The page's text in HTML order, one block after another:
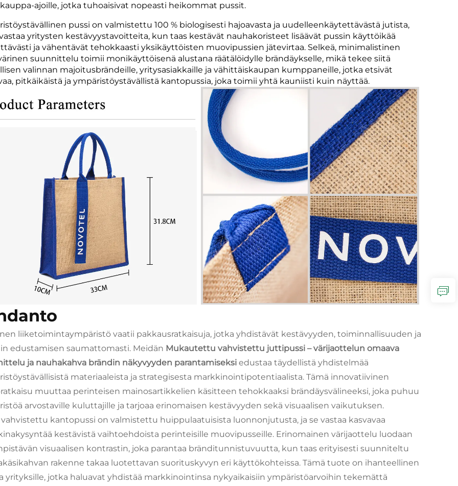
ajoille, jotka tuhoaisivat nopeasti heikommat pussit.
pussi on valmistettu 100 % biologisesti hajoavasta ja uudelleenkäytettävästä jutista,
yritysten kestävyystavoitteita, kun taas kestävät nauhakoristeet lisäävät pussin käyttöikää
ja vähentävät tehokkaasti yksikäyttöisten muovipussien jätevirtaa. Selkeä, minimalistinen
suunnittelu toimii monikäyttöisenä alustana räätälöidylle brändäykselle, mikä tekee siitä
valinnan majoitusbrändeille, yritysasiakkaille ja vähittäiskaupan kumppaneille, jotka etsivät
pitkäikäistä ja ympäristöystävällistä kantopussia, joka toimii yhtä kauniisti kuin näyttää.
liiketoimintaympäristö vaatii pakkausratkaisuja, jotka yhdistävät kestävyyden, toiminnallisuuden ja
edustamisen saumattomasti. Meidän Mukautettu vahvistettu juttipussi – värijaottelun omaava
ja nauhakahva brändin näkyvyyden parantamiseksi edustaa täydellistä yhdistelmää
materiaaleista ja strategisesta markkinointipotentiaalista. Tämä innovatiivinen
muuttaa perinteisen mainosartikkelien käsitteen tehokkaaksi brändäysvälineeksi, joka puhuu
arvostaville kuluttajille ja tarjoaa erinomaisen kestävyyden sekä visuaalisen vaikutuksen.
vahvistettu kantopussi on valmistettu huippulaatuisista luonnonjutusta, ja se vastaa kasvavaa
kestävistä vaihtoehdoista perinteisille muovipusseille. Erinomainen värijaottelu luodaan
visuaalisen kontrastin, joka parantaa bränditunnistuvuutta, kun taas erityisesti suunniteltu
rakenne takaa luotettavan suorituskyvyn eri käyttökohteissa. Tämä tuote on ihanteellinen
yrityksille, jotka haluavat yhdistää markkinointinsa nykyaikaisiin ympäristöarvoihin tekemättä